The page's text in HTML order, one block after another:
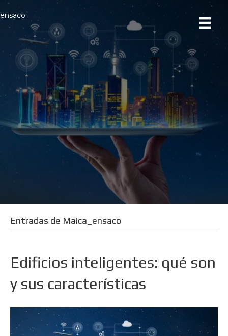
ensaco
Entradas de Maica_ensaco
Edificios inteligentes: qué son
y sus características